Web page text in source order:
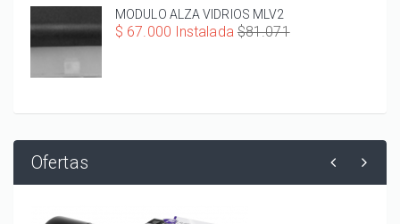
MODULO ALZA VIDRIOS MLV2
$ 67.000 Instalada $81.071
Ofertas